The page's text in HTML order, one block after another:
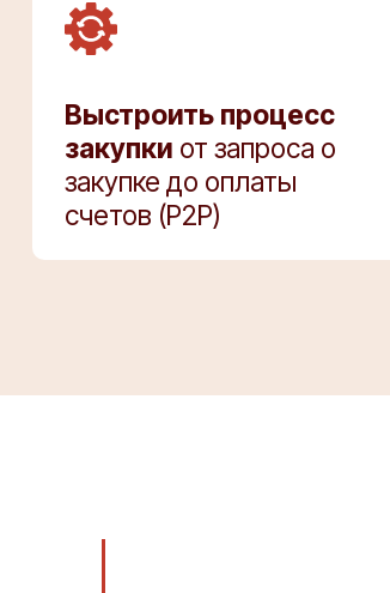
Выстроить процесс
закупки от запроса о
закупке до оплаты
счетов (P2P)